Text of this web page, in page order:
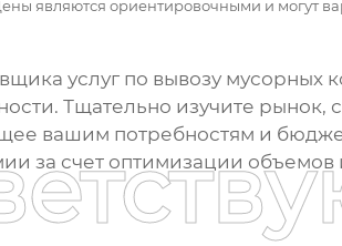
являются ориентировочными и могут
услуг по вывозу мусорных
Тщательно изучите
вашим потребностям и
за счет оптимизации объемов